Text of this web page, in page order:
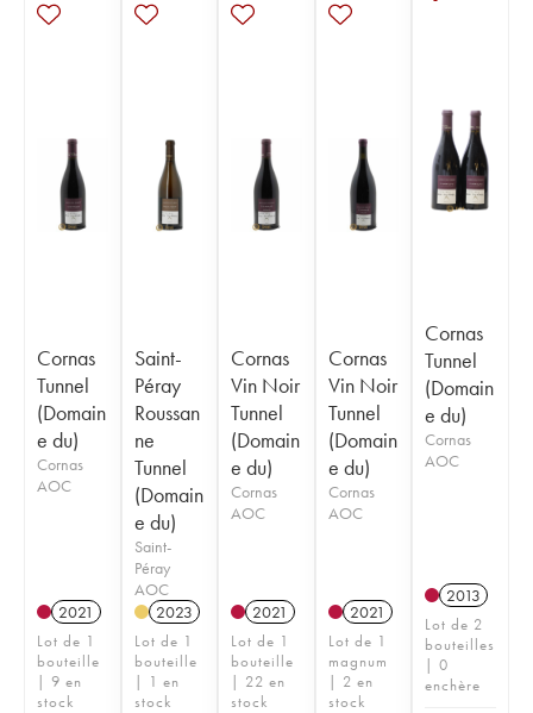
Cornas
Tunnel
(Domain
e du)
Cornas
AOC
2021
Lot de 1
bouteille
| 9 en
stock
Saint-
Péray
Roussan
ne
Tunnel
(Domain
e du)
Saint-
Péray
AOC
2023
Lot de 1
bouteille
| 1 en
stock
Cornas
Vin Noir
Tunnel
(Domain
e du)
Cornas
AOC
2021
Lot de 1
bouteille
| 22 en
stock
Cornas
Vin Noir
Tunnel
(Domain
e du)
Cornas
AOC
2021
Lot de 1
magnum
| 2 en
stock
Cornas
Tunnel
(Domain
e du)
Cornas
AOC
2013
Lot de 2
bouteilles
| 0
enchère